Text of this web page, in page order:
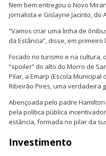
Nem bem entregou o Novo
jornalista e Gislayne Jacinto, do
“Vamos criar uma linha de
da Estância”, disse, em primeiro
Focado no turismo e na cultura,
“spoiler” do alto do Morro de
Pilar, a Emarp (Escola
Ribeirão Pires, uma verdadeira
Abençoada pelo padre
pela política pública
estância, formada no pilar da
Investimento